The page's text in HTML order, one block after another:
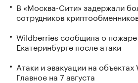
В «Москва-Сити» задержали
сотрудников
Wildberries сообщила о пожаре
Екатеринбурге после атаки
Атаки и эвакуации на
Главное на 7 августа